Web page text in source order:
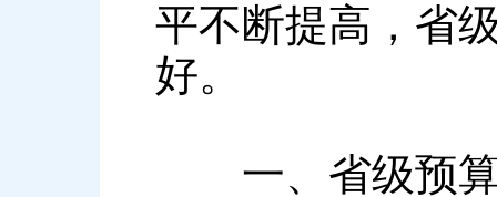
平不断提高，省
好。
一、省级预算